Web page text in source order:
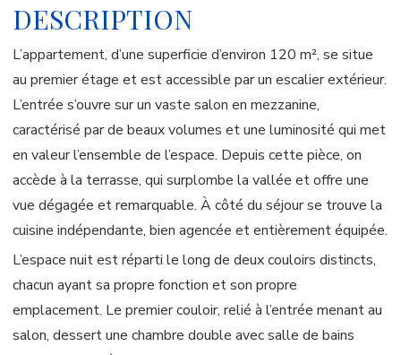
DESCRIPTION
L’appartement, d’une superficie d’environ 120 m², se situe
au premier étage et est accessible par un escalier extérieur.
L’entrée s’ouvre sur un vaste salon en mezzanine,
caractérisé par de beaux volumes et une luminosité qui met
en valeur l’ensemble de l’espace. Depuis cette pièce, on
accède à la terrasse, qui surplombe la vallée et offre une
vue dégagée et remarquable. À côté du séjour se trouve la
cuisine indépendante, bien agencée et entièrement équipée.
L’espace nuit est réparti le long de deux couloirs distincts,
chacun ayant sa propre fonction et son propre
emplacement. Le premier couloir, relié à l’entrée menant au
salon, dessert une chambre double avec salle de bains